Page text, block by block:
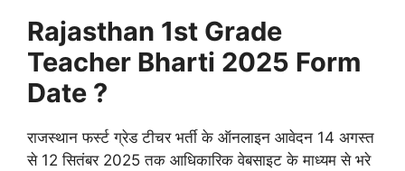
Rajasthan 1st Grade
Teacher Bharti 2025 Form
Date ?
राजस्थान फर्स्ट ग्रेड टीचर भर्ती के ऑनलाइन आवेदन 14 अगस्त
से 12 सितंबर 2025 तक आधिकारिक वेबसाइट के माध्यम से भरे